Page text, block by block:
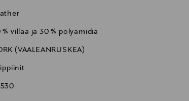
% villaa ja 30 % polyamidia
(VAALEANRUSKEA)